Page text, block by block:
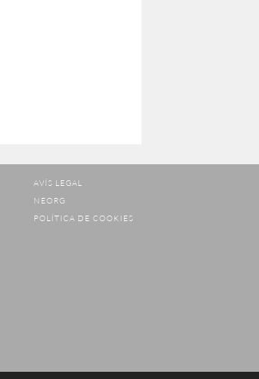
AVÍS LEGAL
NEORG
POLÍTICA DE COOKIES